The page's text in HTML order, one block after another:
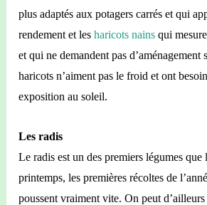
plus adaptés aux potagers carrés et qui
rendement et lesharicots nains qui
et qui ne demandent pas d’aménagement
haricots n’aiment pas le froid et ont
exposition au soleil.
Les radis
Le radis est un des premiers légumes que
printemps, les premières récoltes de
poussent vraiment vite. On peut